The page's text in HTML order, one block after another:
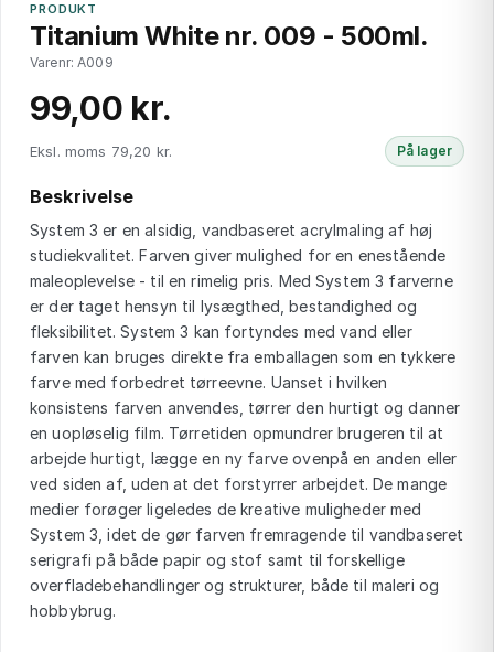
PRODUKT
Titanium White nr. 009 - 500ml.
Varenr: A009
99,00 kr.
Eksl. moms 79,20 kr. På lager
Beskrivelse
System 3 er en alsidig, vandbaseret acrylmaling af høj
studiekvalitet. Farven giver mulighed for en enestående
maleoplevelse - til en rimelig pris. Med System 3 farverne
er der taget hensyn til lysægthed, bestandighed og
fleksibilitet. System 3 kan fortyndes med vand eller
farven kan bruges direkte fra emballagen som en tykkere
farve med forbedret tørreevne. Uanset i hvilken
konsistens farven anvendes, tørrer den hurtigt og danner
en uopløselig film. Tørretiden opmundrer brugeren til at
arbejde hurtigt, lægge en ny farve ovenpå en anden eller
ved siden af, uden at det forstyrrer arbejdet. De mange
medier forøger ligeledes de kreative muligheder med
System 3, idet de gør farven fremragende til vandbaseret
serigrafi på både papir og stof samt til forskellige
overfladebehandlinger og strukturer, både til maleri og
hobbybrug.